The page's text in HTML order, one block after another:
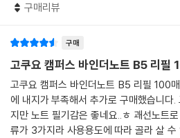
구매리뷰
구매
고쿠요 캠퍼스 바인더노트 B5 리필
고쿠요 캠퍼스 바인더노트 B5 리필 100
에 내지가 부족해서 추가로 구매했습니
지만 노트 필기감은 좋네요..ㅎ 괘선노트
류가 3가지라 사용용도에 따라 골라 살 수